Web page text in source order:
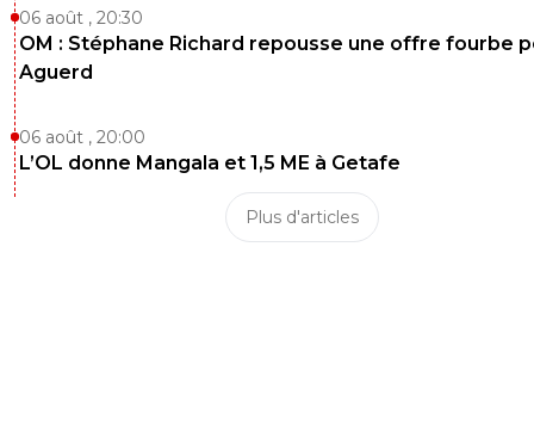
06 août , 20:30
OM : Stéphane Richard repousse une offre fourbe
Aguerd
06 août , 20:00
L’OL donne Mangala et 1,5 ME à Getafe
Plus d'articles